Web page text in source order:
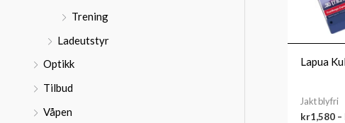
Trening
Ladeutstyr
Optikk
Tilbud
Våpen
Lapua
Jakt blyfri
kr1,580 –